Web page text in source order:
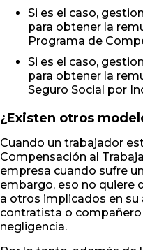
Si es el caso,
para obtener la
Programa de
Si es el caso,
para obtener la
Seguro Social por
¿Existen otros
Cuando un trabajador
Compensación al
empresa cuando sufre
embargo, eso no quiere
a otros implicados en
contratista o compañero
negligencia.